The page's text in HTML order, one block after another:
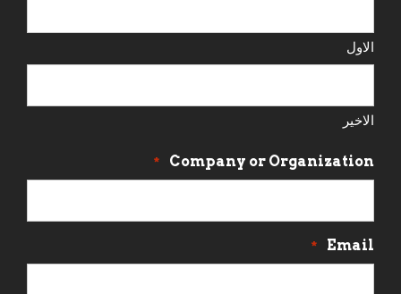
الاول
الاخير
Company or Organization
*
Email
*